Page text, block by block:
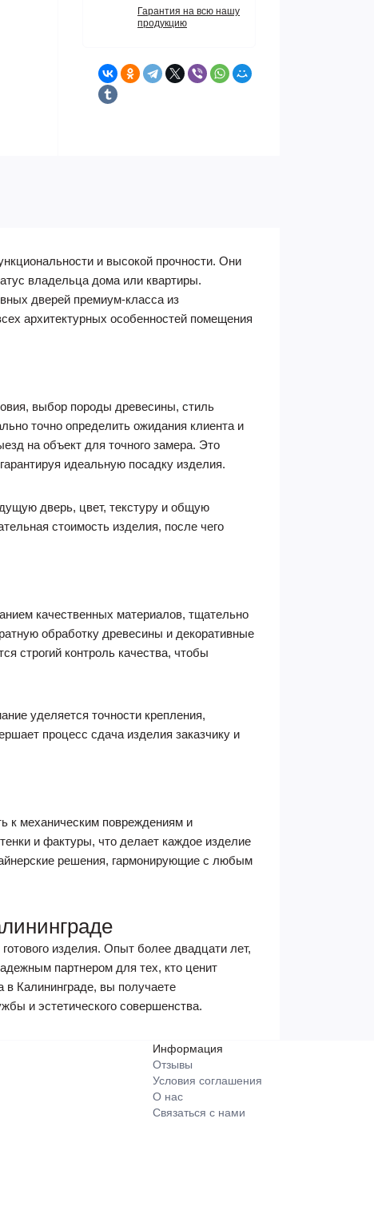
Гарантия на всю нашу
продукцию
и высокой прочности. Они
владельца дома или квартиры.
дверей премиум-класса из
архитектурных особенностей помещения
выбор породы древесины, стиль
точно определить ожидания клиента и
на объект для точного замера. Это
идеальную посадку изделия.
дверь, цвет, текстуру и общую
стоимость изделия, после чего
качественных материалов, тщательно
обработку древесины и декоративные
строгий контроль качества, чтобы
уделяется точности крепления,
процесс сдача изделия заказчику и
к механическим повреждениям и
и фактуры, что делает каждое изделие
решения, гармонирующие с любым
изделия. Опыт более двадцати лет,
партнером для тех, кто ценит
в Калининграде, вы получаете
и эстетического совершенства.
Информация
Отзывы
Условия соглашения
О нас
Связаться с нами